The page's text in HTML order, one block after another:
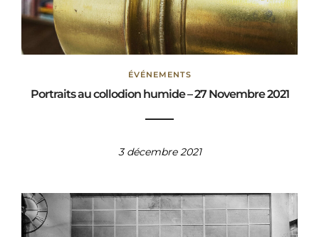
ÉVÉNEMENTS
Portraits au collodion humide – 27 Novembre 2021
3 décembre 2021